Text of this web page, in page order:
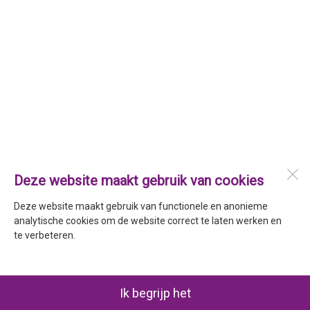
Deze website maakt gebruik van cookies
Deze website maakt gebruik van functionele en anonieme
analytische cookies om de website correct te laten werken en
te verbeteren.
Ik begrijp het